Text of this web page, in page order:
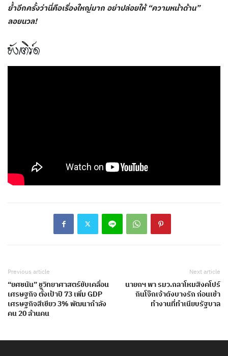
ย้ำอีกครั้งว่านี่คือเรื่องใหญ่มาก อย่าปล่อยให้ “ความหน้าด้าน”
ลอยนวล!
Previous article
“ยศชนัน” ชูวิทยาศาสตร์ขับเคลื่อน
เศรษฐกิจ ตั้งเป้าปี 73 เพิ่ม GDP
เศรษฐกิจสีเขียว 3% พัฒนากำลัง
คน 20 ล้านคน
Next article
นายกฯ พา รมว.กลาโหมสิงคโปร์
กินโจ๊กเจ้าดังบางรัก ก่อนเข้า
ทำงานที่ทำเนียบรัฐบาล